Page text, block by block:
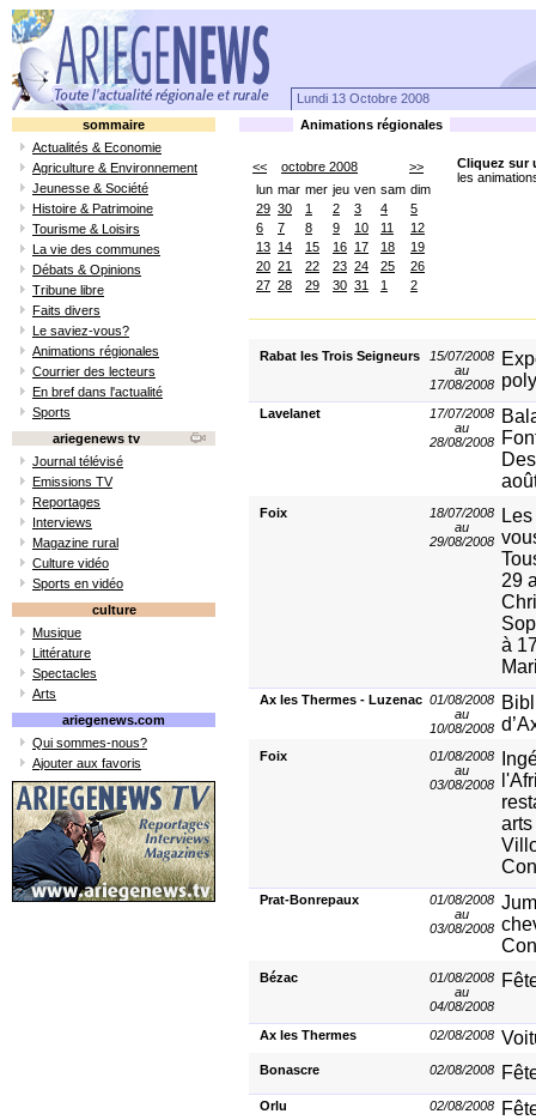
Lundi 13 Octobre 2008
sommaire
Actualités & Economie
Agriculture & Environnement
Jeunesse & Société
Histoire & Patrimoine
Tourisme & Loisirs
La vie des communes
Débats & Opinions
Tribune libre
Faits divers
Le saviez-vous?
Animations régionales
Courrier des lecteurs
En bref dans l'actualité
Sports
ariegenews tv
Journal télévisé
Emissions TV
Reportages
Interviews
Magazine rural
Culture vidéo
Sports en vidéo
culture
Musique
Littérature
Spectacles
Arts
ariegenews.com
Qui sommes-nous?
Ajouter aux favoris
Animations régionales
<< octobre 2008
>>
lun mar mer jeu ven sam dim
29 30 1 2 3 4
5
6
7 8 9 10 11
12
13 14 15 16 17 18
19
20 21 22 23 24 25
26
27 28 29 30 31 1 2
Cliquez sur
les
Rabat les Trois Seigneurs
15/07/2008
au
17/08/2008
Lavelanet
17/07/2008
au
28/08/2008
Foix
18/07/2008
au
29/08/2008
29
à
Ax les Thermes - Luzenac 01/08/2008
au
10/08/2008
Foix
01/08/2008
au
03/08/2008
Prat-Bonrepaux
01/08/2008
au
03/08/2008
Bézac
01/08/2008
au
04/08/2008
Ax les Thermes 02/08/2008
Bonascre 02/08/2008
Orlu 02/08/2008